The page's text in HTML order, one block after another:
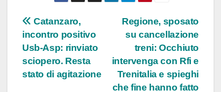
Navigazione
articoli
Regione, sposato
su cancellazione
treni: Occhiuto
intervenga con Rfi e
Trenitalia e spieghi
che fine hanno fatto
Catanzaro,
incontro positivo
Usb-Asp: rinviato
sciopero. Resta
stato di agitazione